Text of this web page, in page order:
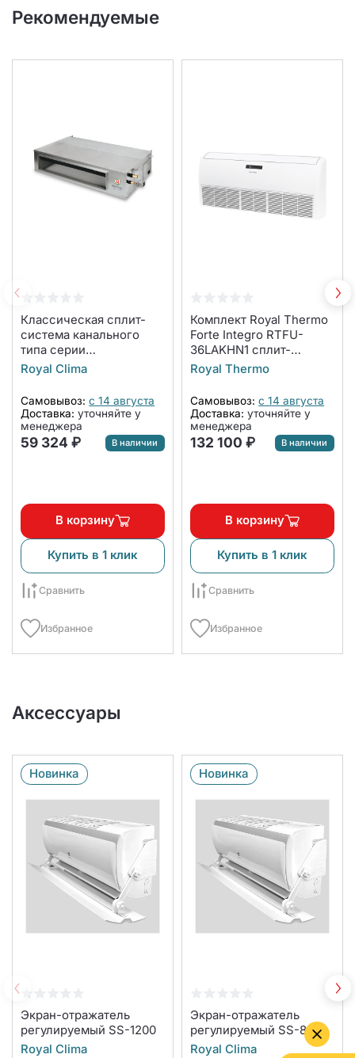
Рекомендуемые
Классическая сплит-
система канального
типа серии
COMPETENZA 2023 CO-
D 12HNXA/CO-E 12HNX
(комплект)
Royal Clima
Самовывоз: с 14 августа
Доставка: уточняйте у
менеджера
59 324 ₽ В наличии
В корзину
Купить в 1 клик
Сравнить
Избранное
Комплект Royal Thermo
Forte Integro RTFU-
36LAKHN1 сплит-
системы, напольно-
потолочного типа
Royal Thermo
Самовывоз: с 14 августа
Доставка: уточняйте у
менеджера
132 100 ₽ В наличии
В корзину
Купить в 1 клик
Сравнить
Избранное
Аксессуары
Новинка
Экран-отражатель
регулируемый SS-1200
Royal Clima
Новинка
Экран-отражатель
регулируемый SS-840
Royal Clima